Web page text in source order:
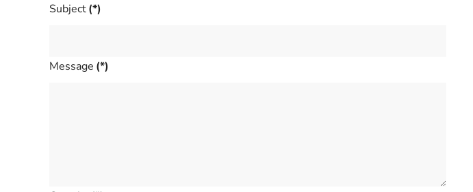
Subject(*)
Message (*)